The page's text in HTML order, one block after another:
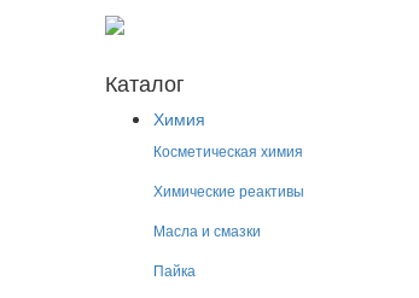
Каталог
Химия
Косметическая химия
Химические реактивы
Масла и смазки
Пайка